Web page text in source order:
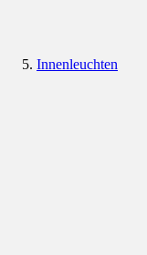
Innenleuchten